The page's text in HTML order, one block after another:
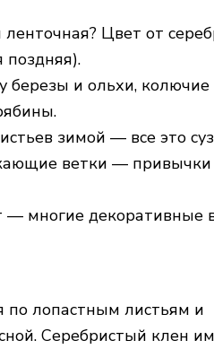
Цвет от
поздняя).
березы и ольхи, колючие
зимой — все это
ветки — привычки
— многие декоративные
по лопастным листьям и
Серебристый клен